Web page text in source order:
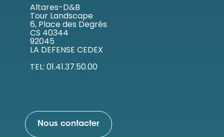
Altares-D&B
Tour Landscape
6, Place des Degrés
CS 40344
92045
LA DEFENSE CEDEX
TEL: 01.41.37.50.00
Nous contacter